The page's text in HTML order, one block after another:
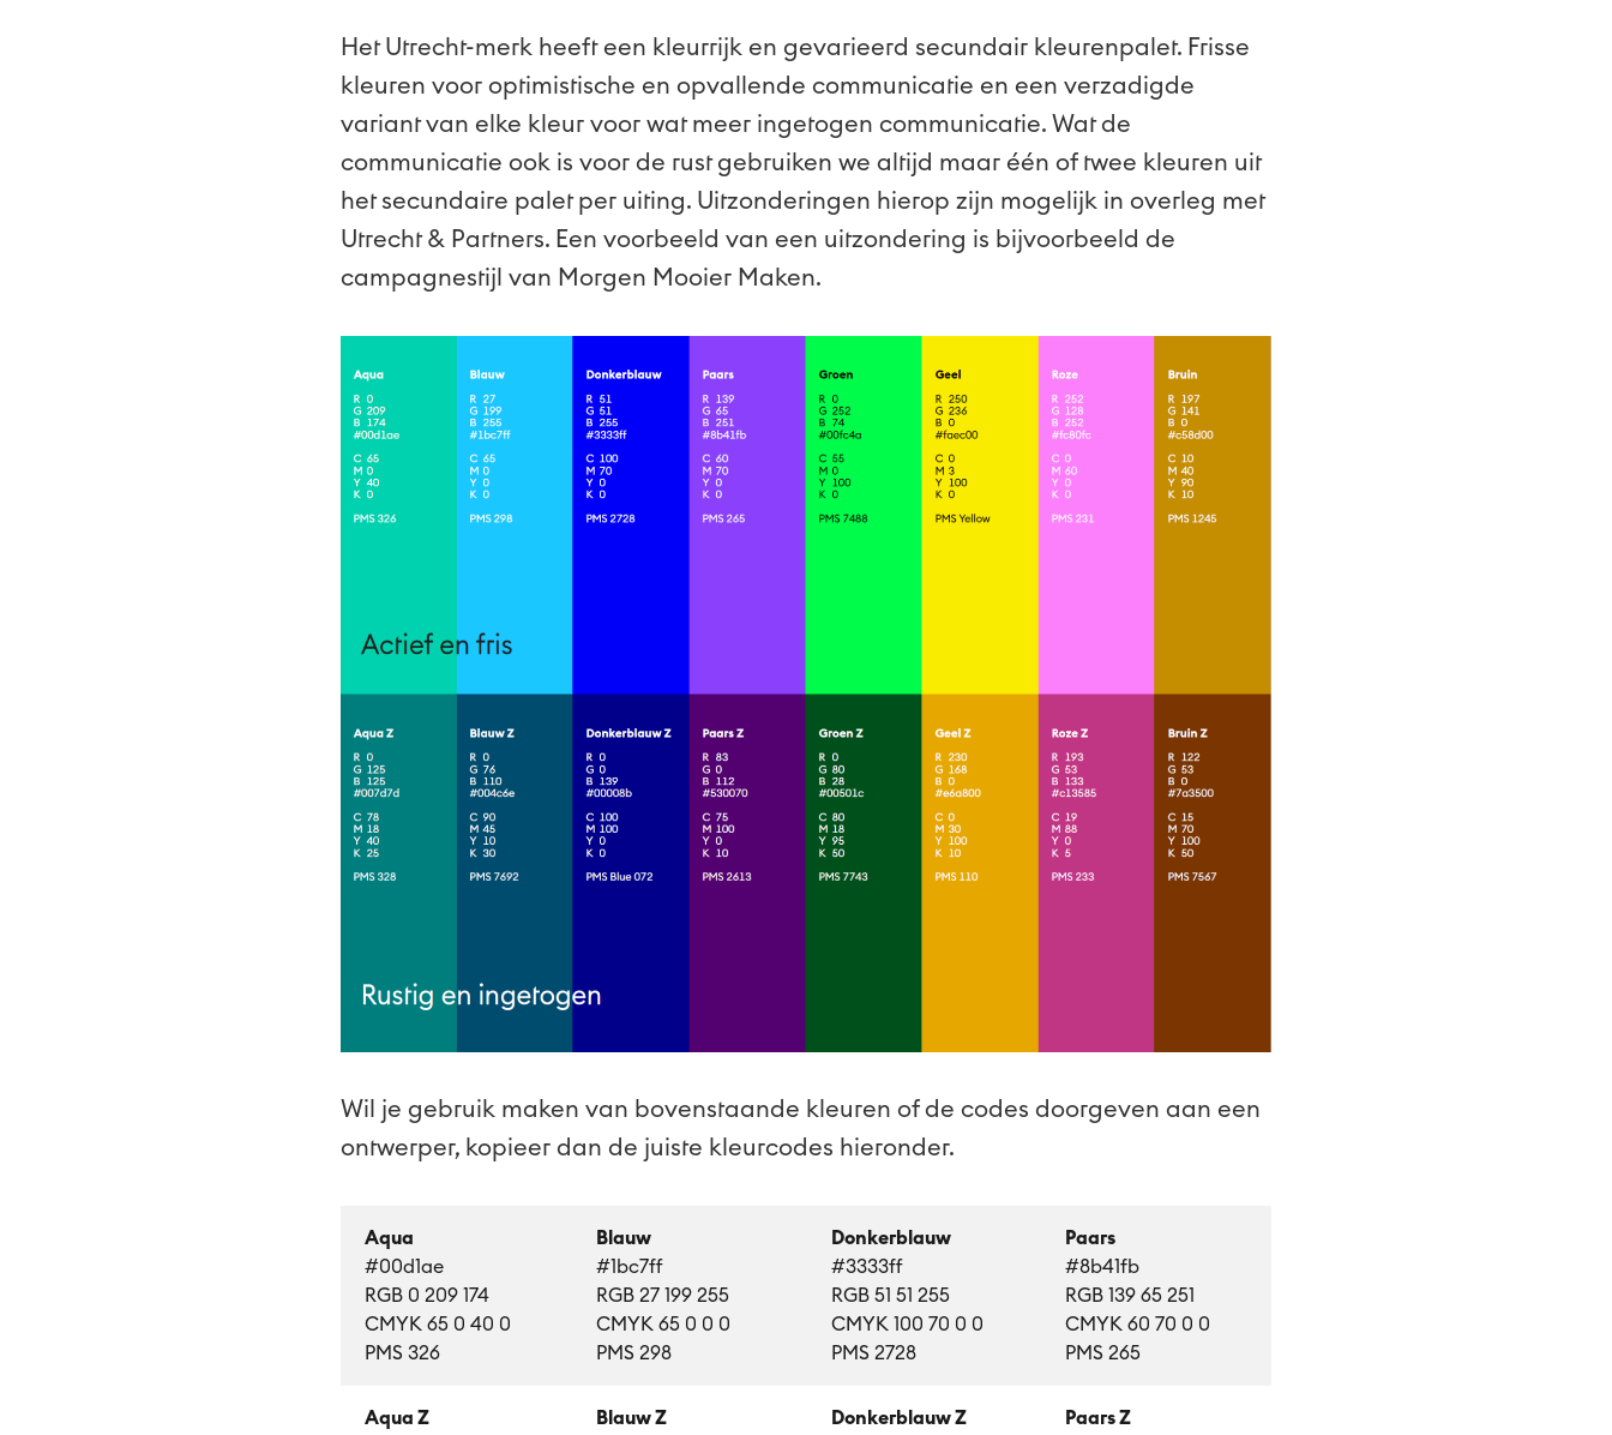
Het Utrecht-merk heeft een kleurrijk en gevarieerd secundair kleurenpalet. Frisse
kleuren voor optimistische en opvallende communicatie en een verzadigde
variant van elke kleur voor wat meer ingetogen communicatie. Wat de
communicatie ook is voor de rust gebruiken we altijd maar één of twee kleuren uit
het secundaire palet per uiting. Uitzonderingen hierop zijn mogelijk in overleg met
Utrecht & Partners. Een voorbeeld van een uitzondering is bijvoorbeeld de
campagnestijl van Morgen Mooier Maken.
Wil je gebruik maken van bovenstaande kleuren of de codes doorgeven aan een
ontwerper, kopieer dan de juiste kleurcodes hieronder.
Aqua
#00d1ae
RGB 0 209 174
CMYK 65 0 40 0
PMS 326
Blauw
#1bc7ff
RGB 27 199 255
CMYK 65 0 0 0
PMS 298
Donkerblauw
#3333ff
RGB 51 51 255
CMYK 100 70 0 0
PMS 2728
Paars
#8b41fb
RGB 139 65 251
CMYK 60 70 0 0
PMS 265
Aqua Z Blauw Z Donkerblauw Z Paars Z